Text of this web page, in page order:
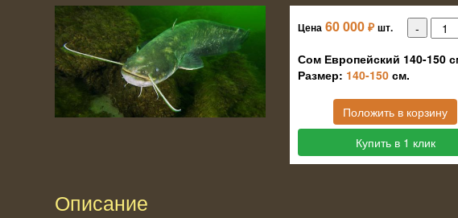
Цена 60 000 ₽ шт.
Сом Европейский 140-150
Размер: 140-150 см.
Положить в корзину
Купить в 1 клик
Описание